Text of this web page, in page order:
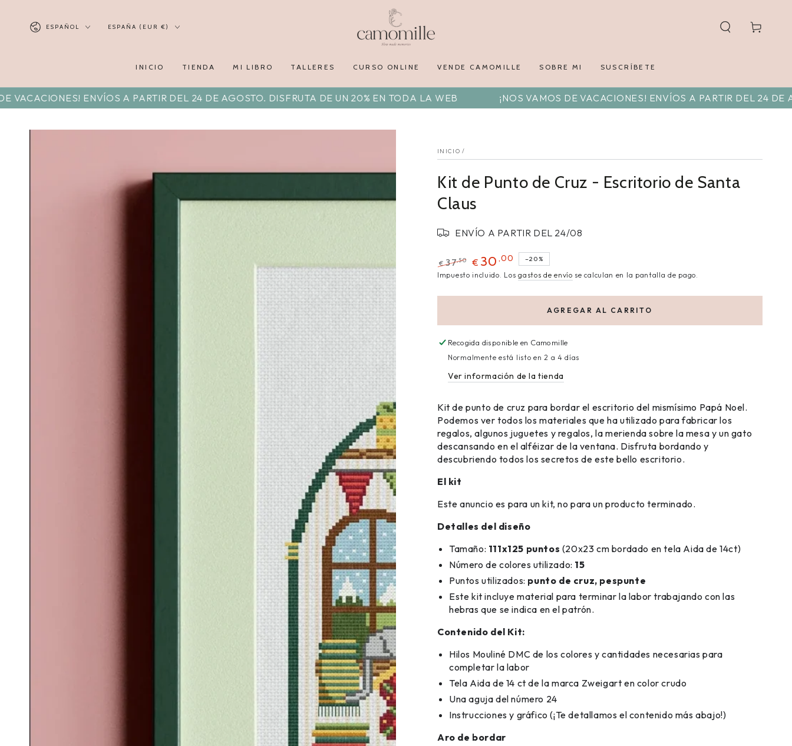
ESPAÑOL ESPAÑA (EUR €)
INICIO TIENDA MI LIBRO TALLERES CURSO ONLINE VENDE CAMOMILLE SOBRE MI SUSCRÍBETE
Carrito
ENVÍOS A PARTIR DEL 24 DE AGOSTO. DISFRUTA DE UN 20% EN TODA LA WEB ¡NOS VAMOS DE VACACIONES! ENVÍOS A PARTIR DEL 24 DE
INICIO /
Kit de Punto de Cruz - Escritorio de Santa
Claus
ENVÍO A PARTIR DEL 24/08
€ 37,50 € 30 ,00 –20%
Impuesto incluido. Losgastos de envío se calculan en la pantalla de pago.
AGREGAR AL CARRITO
Recogida disponible en Camomille
Normalmente está listo en 2 a 4 días
Ver información de la tienda
Kit de punto de cruz para bordar el escritorio del mismísimo Papá Noel.
Podemos ver todos los materiales que ha utilizado para fabricar los
regalos, algunos juguetes y regalos, la merienda sobre la mesa y un gato
descansando en el alféizar de la ventana. Disfruta bordando y
descubriendo todos los secretos de este bello escritorio.
El kit
Este anuncio es para un kit, no para un producto terminado.
Detalles del diseño
Tamaño: 111x125 puntos (20x23 cm bordado en tela Aida de 14ct)
Número de colores utilizado: 15
Puntos utilizados: punto de cruz, pespunte
Este kit incluye material para terminar la labor trabajando con las
hebras que se indica en el patrón.
Contenido del Kit:
Hilos Mouliné DMC de los colores y cantidades necesarias para
completar la labor
Tela Aida de 14 ct de la marca Zweigart en color crudo
Una aguja del número 24
Instrucciones y gráfico (¡Te detallamos el contenido más abajo!)
Aro de bordar